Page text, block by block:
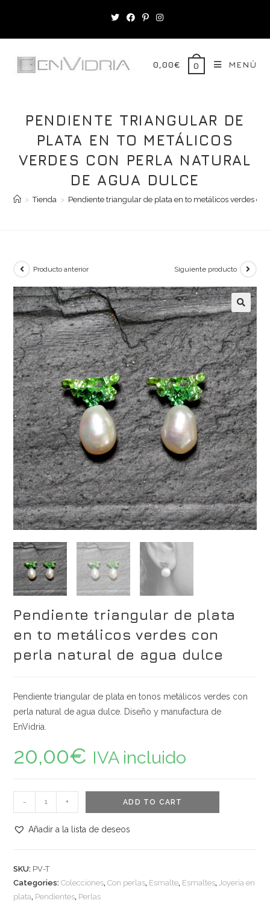
contenido
0,00€ 0 MENÚ
PENDIENTE TRIANGULAR DE
PLATA EN TO METÁLICOS
VERDES CON PERLA NATURAL
DE AGUA DULCE
> Tienda > Pendiente triangular de plata en to metálicos verdes
Producto anterior Siguiente producto
Pendiente triangular de plata
en to metálicos verdes con
perla natural de agua dulce
Pendiente triangular de plata en tonos metálicos verdes con
perla natural de agua dulce. Diseño y manufactura de
EnVidria.
20,00€ IVA incluido
Pendiente
triangular
de
to
metálicos
verdes
- + ADD TO CART
Añadir a la lista de deseos
SKU: PV-T
Categories:Colecciones,Con perlas, Esmalte, Esmaltes, Joyería en
plata, Pendientes, Perlas